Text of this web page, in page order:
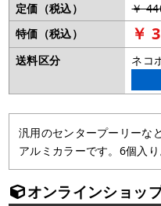
定価（税込）
￥
特価（税込）
￥
送料区分
ネコ
汎用のセンタープーリーな
アルミカラーです。6個入り
オンラインショッ